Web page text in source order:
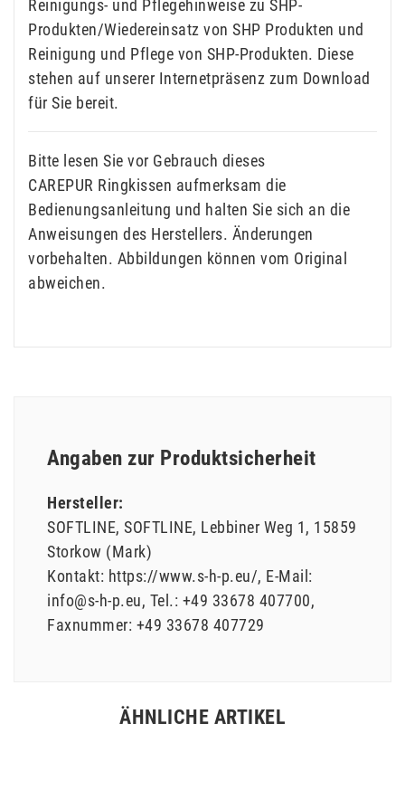
Reinigungs- und Pflegehinweise zu SHP-
Produkten/Wiedereinsatz von SHP Produkten und
Reinigung und Pflege von SHP-Produkten. Diese
stehen auf unserer Internetpräsenz zum Download
für Sie bereit.
Bitte lesen Sie vor Gebrauch dieses
CAREPUR Ringkissen aufmerksam die
Bedienungsanleitung und halten Sie sich an die
Anweisungen des Herstellers. Änderungen
vorbehalten. Abbildungen können vom Original
abweichen.
Angaben zur Produktsicherheit
Hersteller:
SOFTLINE SOFTLINE Lebbiner Weg 1
15859
Storkow (Mark)
Kontakt: https://www.s-h-p.eu/ E-Mail:
info@s-h-p.eu Tel.: +49 33678 407700
Faxnummer: +49 33678 407729
ÄHNLICHE ARTIKEL